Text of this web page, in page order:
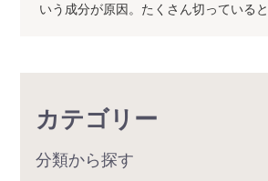
いう成分が原因。たくさん切っている
カテゴリー
分類から探す